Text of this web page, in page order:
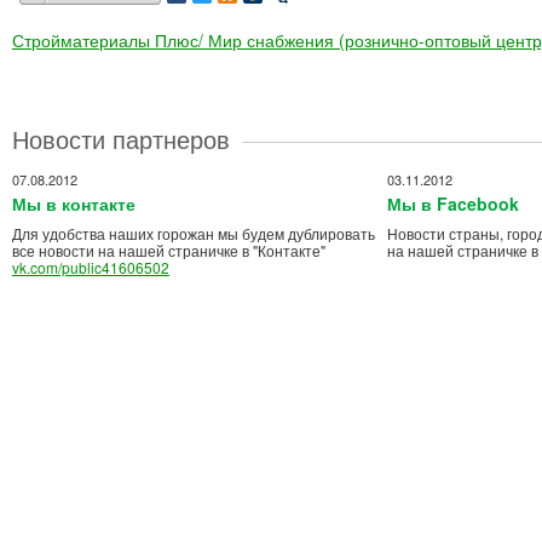
Стройматериалы Плюс/ Мир снабжения (рознично-оптовый
Новости партнеров
07.08.2012
Мы в контакте
Для удобства наших горожан мы будем дублировать
все новости на нашей страничке в "Контакте"
vk.com/public41606502
03.11.2012
Мы в Facebook
Новости страны,
на нашей страничке в